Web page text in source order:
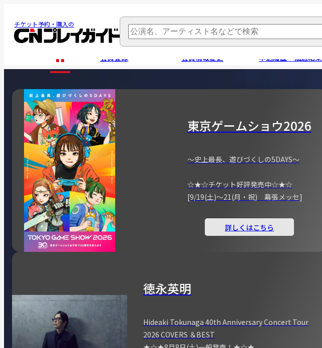
チケット予約・購入の
会員登録 会員情報変更 申込履歴・抽選結果
東京ゲームショウ2026
～史上最長、遊びづくしの5DAYS～
☆★☆チケット好評発売中☆★☆
[9/19(土)～21(月・祝) 幕張メッセ]
詳しくはこちら
徳永英明
Hideaki Tokunaga 40th Anniversary Concert Tour
2026 COVERS ＆BEST